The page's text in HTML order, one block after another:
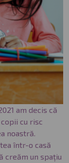
am decis că
cu risc
noastră.
într-o casă
creăm un spațiu